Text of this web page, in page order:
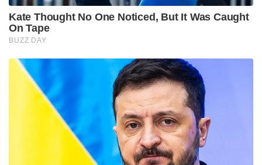
Kate Thought No One Noticed, But It Was Caught
On Tape
BUZZ DAY